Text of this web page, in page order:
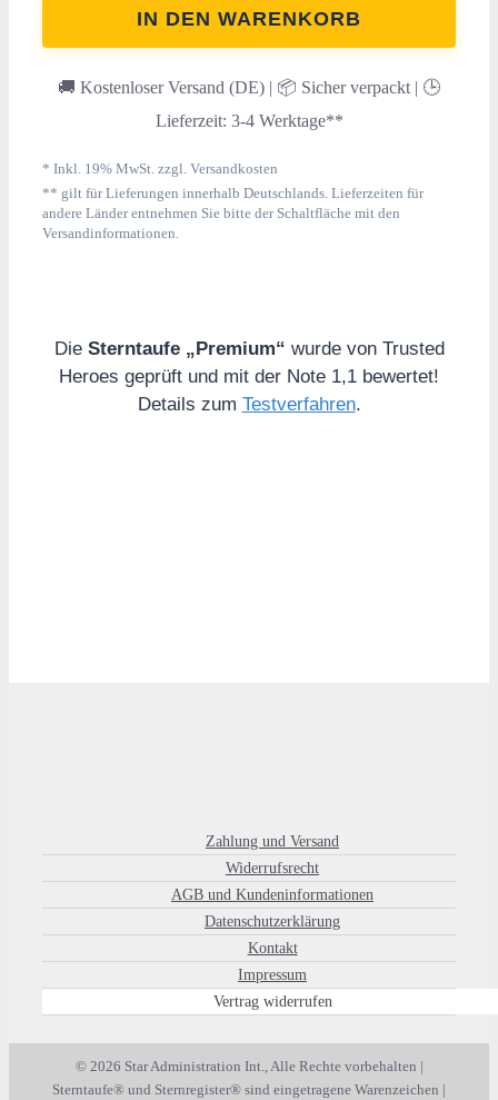
IN DEN WARENKORB
🚚 Kostenloser Versand (DE) | 📦 Sicher verpackt | 🕒
Lieferzeit: 3-4 Werktage**
* Inkl. 19% MwSt. zzgl. Versandkosten
** gilt für Lieferungen innerhalb Deutschlands. Lieferzeiten für
andere Länder entnehmen Sie bitte der Schaltfläche mit den
Versandinformationen.
Die Sterntaufe „Premium“ wurde von Trusted
Heroes geprüft und mit der Note 1,1 bewertet!
Details zum Testverfahren.
Zahlung und Versand
Widerrufsrecht
AGB und Kundeninformationen
Datenschutzerklärung
Kontakt
Impressum
Vertrag widerrufen
© 2026 Star Administration Int., Alle Rechte vorbehalten |
Sterntaufe® und Sternregister® sind eingetragene Warenzeichen |